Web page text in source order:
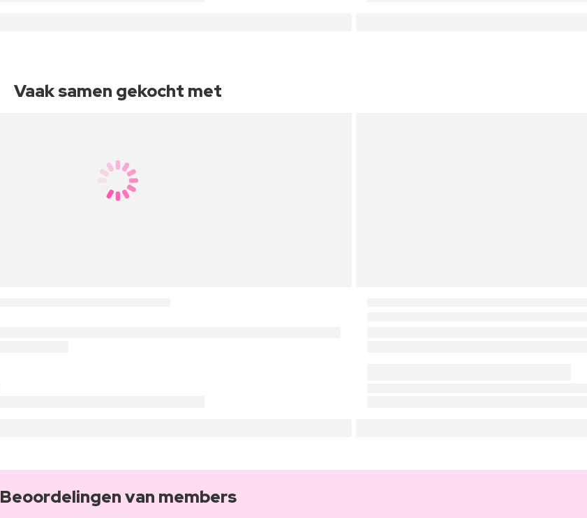
Vaak samen gekocht met
Beoordelingen van members